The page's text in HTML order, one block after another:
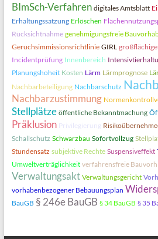
BImSch-Verfahren digitales Amtsblatt
Erhaltungssatzung Erlöschen
Rücksichtnahme genehmigungsfreie
Geruchsimmissionsrichtlinie GIRL
Incidentprüfung Innenbereich
Planungshoheit Kosten Lärm Lärmprognose
Nachbarbeteiligung Nachbarschutz
Nachbarzustimmung
Stellplätze öffentliche Bekanntmachung
Präklusion Privilegierung
Schallschutz Schwarzbau Sofortvollzug
Stundensatz subjektive Rechte Suspensiveffekt
Umweltverträglichkeit verfahrensfreie
Verwaltungsakt Verwaltungsgericht
vorhabenbezogener Bebauungsplan
BauGB § 246e BauGB § 34 BauGB § 35